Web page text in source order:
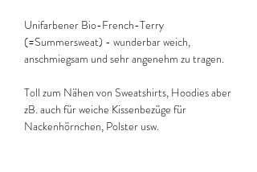
Unifarbener Bio-French-Terry
(=Summersweat) - wunderbar weich,
anschmiegsam und sehr angenehm zu tragen.
Toll zum Nähen von Sweatshirts, Hoodies aber
zB. auch für weiche Kissenbezüge für
Nackenhörnchen, Polster usw.